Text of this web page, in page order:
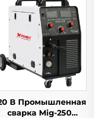
В Промышленная
сварка Mig-250